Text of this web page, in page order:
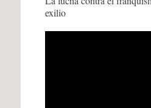
exilio